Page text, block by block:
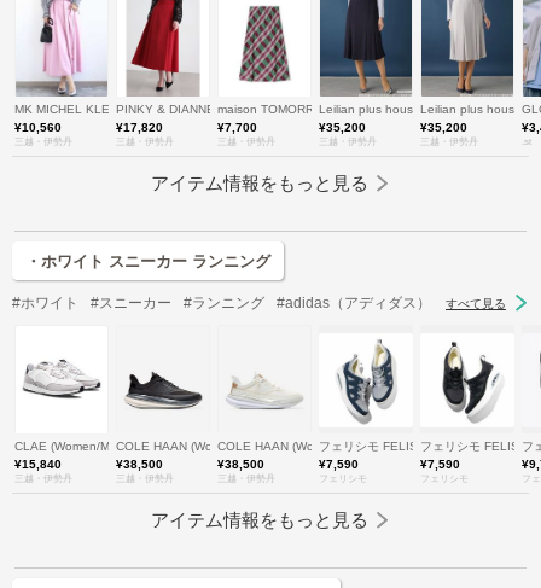
MK MICHEL KLEIN (Women)/エムケーミッシェルクラン
¥10,560
三越・伊勢丹
PINKY & DIANNE/ピンキーアンドダイアン
¥17,820
三越・伊勢丹
maison TOMORROWLAND/メゾン トゥモローランド
¥7,700
三越・伊勢丹
Leilian plus house (Women/大きいサイ
¥35,200
三越・伊勢丹
Leilian plus house
¥35,200
三越・伊勢丹 .st
アイテム情報をもっと見る
・ホワイト スニーカー ランニング
#ホワイト #スニーカー #ランニング #adidas（アディダス） すべて見る
CLAE (Women/Men)/クレイ
¥15,840
三越・伊勢丹
COLE HAAN (Women)/コール ハーン
¥38,500
三越・伊勢丹
COLE HAAN (Women)/コール ハーン
¥38,500
三越・伊勢丹
フェリシモ FELISSIMO
¥7,590
フェリシモ
フェリシモ
¥7,590
フェリシモ
フ
フ
アイテム情報をもっと見る